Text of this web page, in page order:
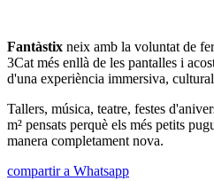
Fantàstix neix amb la voluntat de
3Cat més enllà de les pantalles i
d'una experiència immersiva,
Tallers, música, teatre, festes
m² pensats perquè els més petits
manera completament nova.
compartir a Whatsapp